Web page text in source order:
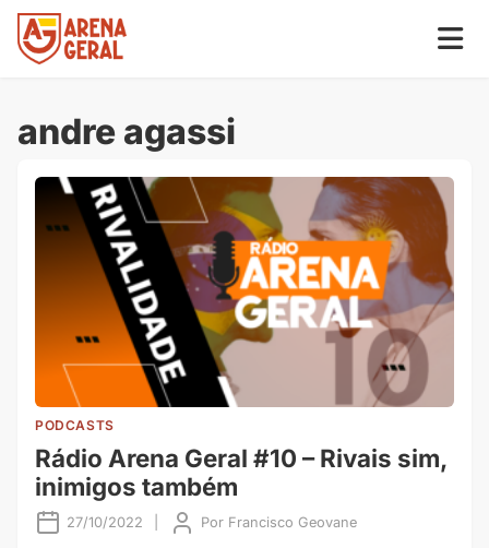
andre agassi
PODCASTS
Rádio Arena Geral #10 – Rivais sim,
inimigos também
27/10/2022 Por Francisco Geovane